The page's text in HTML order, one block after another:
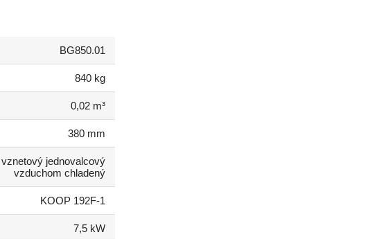
BG850.01
840 kg
0,02 m³
380 mm
vznetový jednovalcový
vzduchom chladený
KOOP 192F-1
7,5 kW